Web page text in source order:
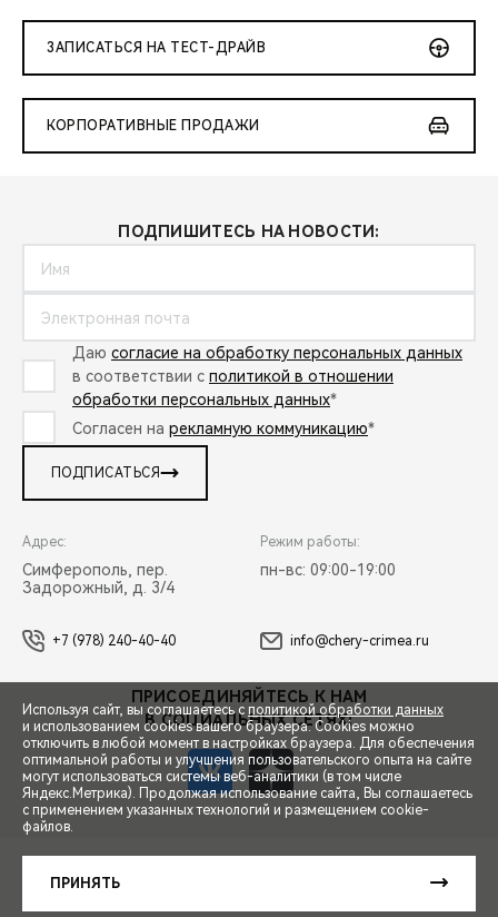
ЗАПИСАТЬСЯ НА ТЕСТ-ДРАЙВ
КОРПОРАТИВНЫЕ ПРОДАЖИ
ПОДПИШИТЕСЬ НА НОВОСТИ:
Даю согласие на обработку персональных данных
в соответствии с политикой в отношении
обработки персональных данных*
Согласен на рекламную коммуникацию*
ПОДПИСАТЬСЯ
Адрес:
Симферополь, пер.
Задорожный, д. 3/4
Режим работы:
пн-вс: 09:00-19:00
+7 (978) 240-40-40 info@chery-crimea.ru
ПРИСОЕДИНЯЙТЕСЬ К НАМ
В СОЦИАЛЬНЫХ СЕТЯХ:
Используя сайт, вы соглашаетесь с политикой обработки данных
и использованием cookies вашего браузера. Cookies можно
отключить в любой момент в настройках браузера. Для обеспечения
оптимальной работы и улучшения пользовательского опыта на сайте
могут использоваться системы веб-аналитики (в том числе
Яндекс.Метрика). Продолжая использование сайта, Вы соглашаетесь
с применением указанных технологий и размещением cookie-
файлов.
ПРИНЯТЬ